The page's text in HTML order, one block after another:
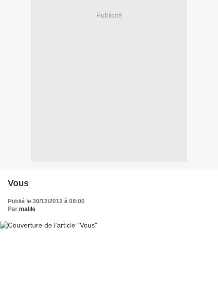
Publicité
Vous
Publié le 30/12/2012 à 08:00
Par malile